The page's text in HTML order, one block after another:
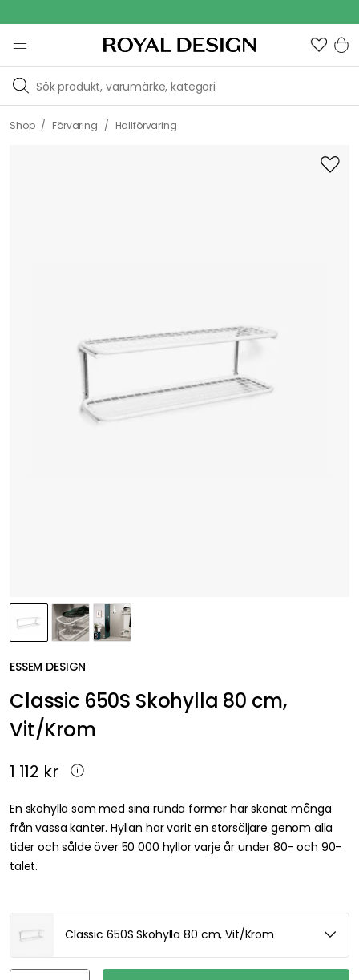
Shop / Förvaring / Hallförvaring
ESSEM DESIGN
Classic 650S Skohylla 80 cm,
Vit/Krom
1 112 kr
En skohylla som med sina runda former har skonat många
från vassa kanter. Hyllan har varit en storsäljare genom alla
tider och sålde över 50 000 hyllor varje år under 80- och 90-
talet.
Classic 650S Skohylla 80 cm, Vit/Krom